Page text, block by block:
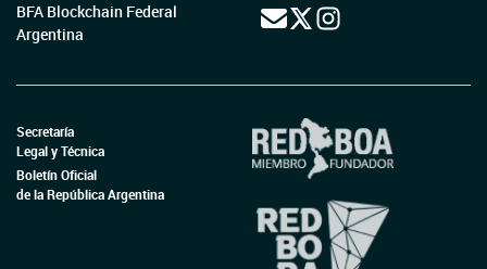
BFA Blockchain Federal
Argentina
Secretaría
Legal y Técnica
Boletín Oficial
de la República Argentina